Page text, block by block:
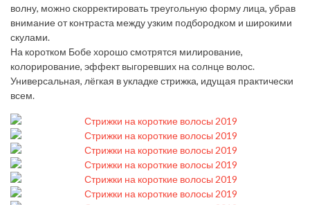
волну, можно скорректировать треугольную форму лица, убрав
внимание от контраста между узким подбородком и широкими
скулами.
На коротком Бобе хорошо смотрятся милирование,
колорирование, эффект выгоревших на солнце волос.
Универсальная, лёгкая в укладке стрижка, идущая практически
всем.